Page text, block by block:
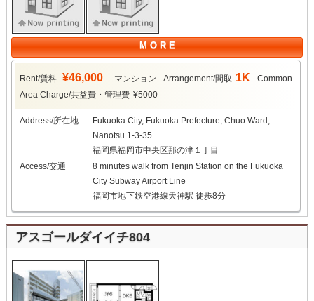
M O R E
Rent/賃料 ¥46,000 マンション Arrangement/間取 1K
Common
Area Charge/共益費・管理費 ¥5000
Address/所在地
Fukuoka City, Fukuoka Prefecture, Chuo Ward,
Nanotsu 1-3-35
福岡県福岡市中央区那の津１丁目
Access/交通
8 minutes walk from Tenjin Station on the Fukuoka
City Subway Airport Line
福岡市地下鉄空港線天神駅 徒歩8分
アスゴールダイイチ804